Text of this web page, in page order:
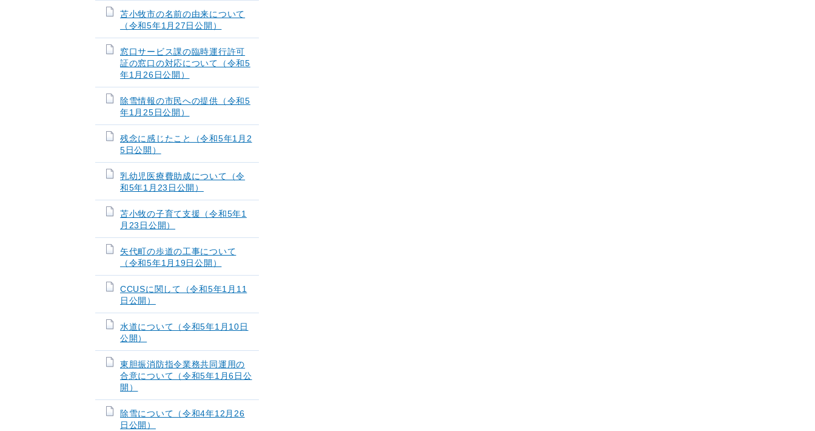
苫小牧市の名前の由来について
（令和5年1月27日公開）
窓口サービス課の臨時運行許可
証の窓口の対応について（令和5
年1月26日公開）
除雪情報の市民への提供（令和5
年1月25日公開）
残念に感じたこと（令和5年1月2
5日公開）
乳幼児医療費助成について（令
和5年1月23日公開）
苫小牧の子育て支援（令和5年1
月23日公開）
矢代町の歩道の工事について
（令和5年1月19日公開）
CCUSに関して（令和5年1月11
日公開）
水道について（令和5年1月10日
公開）
東胆振消防指令業務共同運用の
合意について（令和5年1月6日公
開）
除雪について（令和4年12月26
日公開）